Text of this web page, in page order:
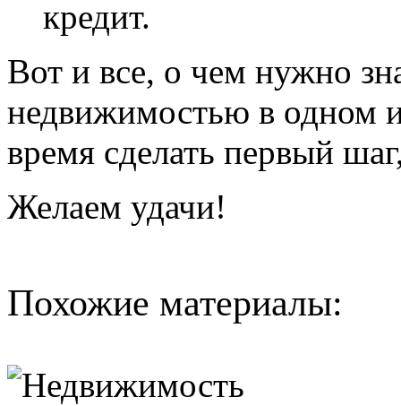
кредит.
Вот и все, о чем нужно
недвижимостью в одном
время сделать первый
Желаем удачи!
Похожие материалы: